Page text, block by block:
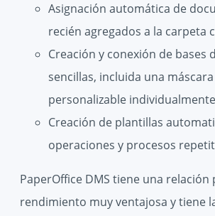
Asignación automática de
recién agregados a la carpeta
Creación y conexión de bases
sencillas, incluida una máscara
personalizable
Creación de plantillas
operaciones y procesos
PaperOffice DMS tiene una relación
rendimiento muy ventajosa y tiene